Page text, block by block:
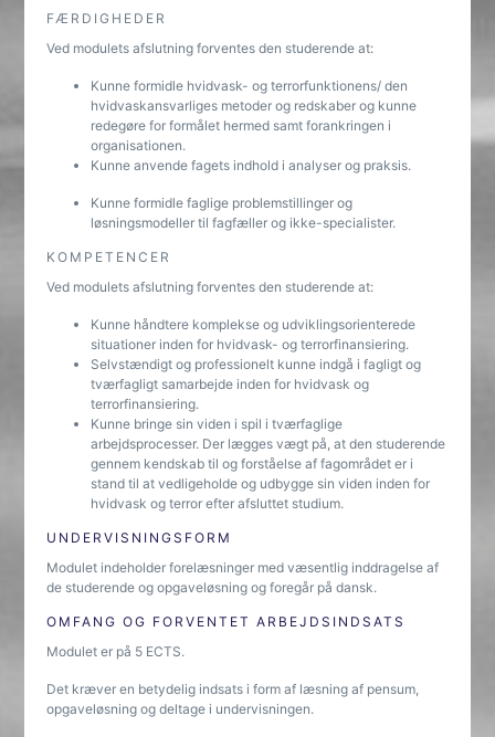
FÆRDIGHEDER
Ved modulets afslutning forventes den studerende at:
Kunne formidle hvidvask- og terrorfunktionens/ den
hvidvaskansvarliges metoder og redskaber og kunne
redegøre for formålet hermed samt forankringen i
organisationen.
Kunne anvende fagets indhold i analyser og praksis.
Kunne formidle faglige problemstillinger og
løsningsmodeller til fagfæller og ikke-specialister.
KOMPETENCER
Ved modulets afslutning forventes den studerende at:
Kunne håndtere komplekse og udviklingsorienterede
situationer inden for hvidvask- og terrorfinansiering.
Selvstændigt og professionelt kunne indgå i fagligt og
tværfagligt samarbejde inden for hvidvask og
terrorfinansiering.
Kunne bringe sin viden i spil i tværfaglige
arbejdsprocesser. Der lægges vægt på, at den studerende
gennem kendskab til og forståelse af fagområdet er i
stand til at vedligeholde og udbygge sin viden inden for
hvidvask og terror efter afsluttet studium.
UNDERVISNINGSFORM
Modulet indeholder forelæsninger med væsentlig inddragelse af
de studerende og opgaveløsning og foregår på dansk.
OMFANG OG FORVENTET ARBEJDSINDSATS
Modulet er på 5 ECTS.
Det kræver en betydelig indsats i form af læsning af pensum,
opgaveløsning og deltage i undervisningen.